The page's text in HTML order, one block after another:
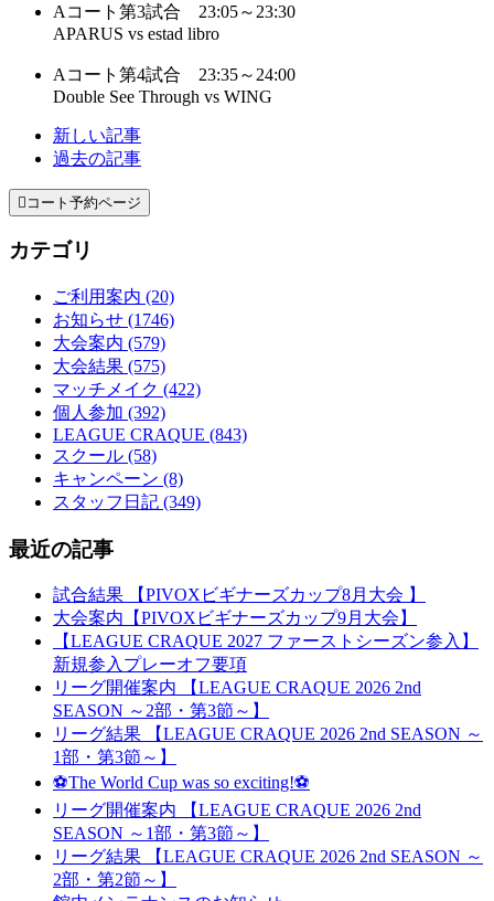
Aコート第3試合 23:05～23:30
APARUS vs estad libro
Aコート第4試合 23:35～24:00
Double See Through vs WING
新しい記事
過去の記事
 コート予約ページ
カテゴリ
ご利用案内 (20)
お知らせ (1746)
大会案内 (579)
大会結果 (575)
マッチメイク (422)
個人参加 (392)
LEAGUE CRAQUE (843)
スクール (58)
キャンペーン (8)
スタッフ日記 (349)
最近の記事
試合結果 【PIVOXビギナーズカップ8月大会 】
大会案内【PIVOXビギナーズカップ9月大会】
【LEAGUE CRAQUE 2027 ファーストシーズン参入】
新規参入プレーオフ要項
リーグ開催案内 【LEAGUE CRAQUE 2026 2nd
SEASON ～2部・第3節～】
リーグ結果 【LEAGUE CRAQUE 2026 2nd SEASON ～
1部・第3節～】
⚽The World Cup was so exciting!⚽
リーグ開催案内 【LEAGUE CRAQUE 2026 2nd
SEASON ～1部・第3節～】
リーグ結果 【LEAGUE CRAQUE 2026 2nd SEASON ～
2部・第2節～】